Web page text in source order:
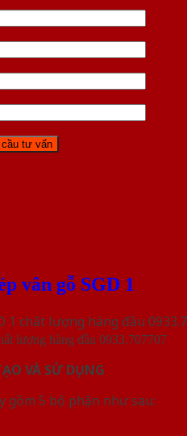
vân gỗ SGD 1
lượng hàng đầu 0933.707707
VÀ SỬ DỤNG
gồm 5 bộ phận như sau: